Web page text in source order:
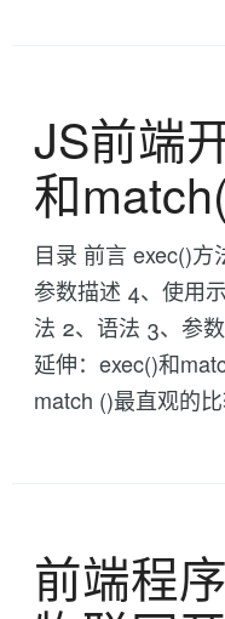
JS前端
和
目录 前言 exec()方
参数描述 4、使用
法 2、语法 3、参
延伸：exec()和
match ()最直观的
前端程